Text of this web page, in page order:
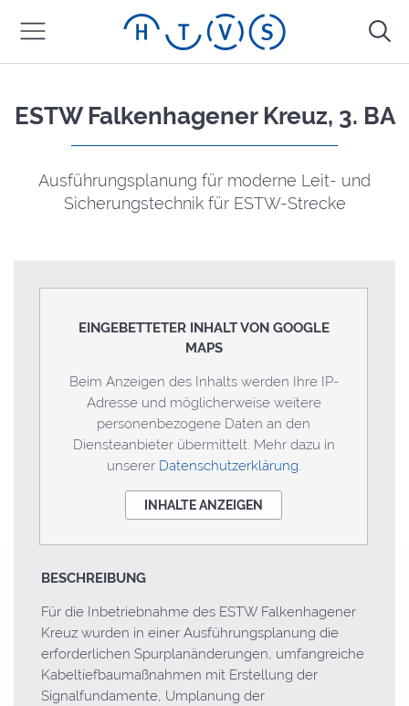
ESTW Falkenhagener Kreuz, 3. BA
Ausführungsplanung für moderne Leit- und
Sicherungstechnik für ESTW-Strecke
EINGEBETTETER INHALT VON GOOGLE
MAPS
Beim Anzeigen des Inhalts werden Ihre IP-
Adresse und möglicherweise weitere
personenbezogene Daten an den
Diensteanbieter übermittelt. Mehr dazu in
unserer Datenschutzerklärung.
INHALTE ANZEIGEN
BESCHREIBUNG
Für die Inbetriebnahme des ESTWFalkenhagener
Kreuz wurden in einer Ausführungsplanung die
erforderlichen Spurplanänderungen, umfangreiche
Kabeltiefbaumaßnahmen mit Erstellung der
Signalfundamente, Umplanung der